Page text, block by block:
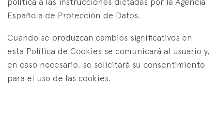
Española de Protección de Datos.
Cuando se produzcan cambios significativos en
esta Política de Cookies se comunicará al usuario y,
en caso necesario, se solicitará su consentimiento
para el uso de las cookies.